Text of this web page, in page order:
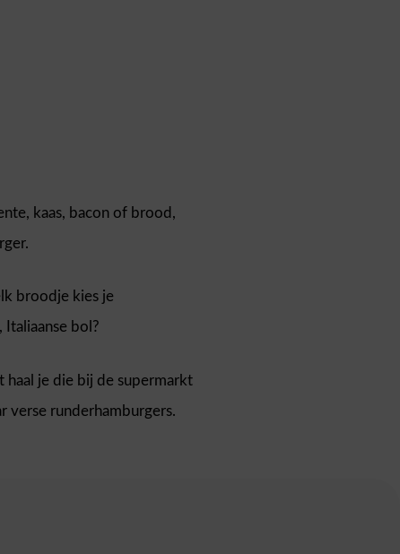
kaas, bacon of brood,
broodje kies je
bol?
haal je die bij de supermarkt
verse runderhamburgers.